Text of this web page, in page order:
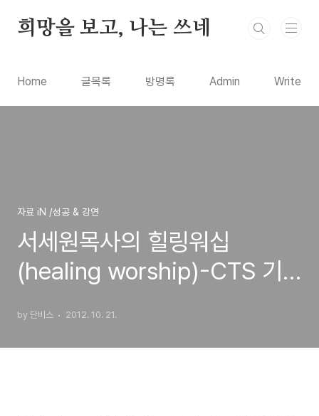
희망을 보고, 나는 쓰네
Home 글목록 방명록 Admin Write
자료 iN /성공 & 강연
서세원목사의 힐링워십
(healing worship)-CTS 기
한 치유와 회복의 방송과 기독
by 단비스 2012. 10. 21.